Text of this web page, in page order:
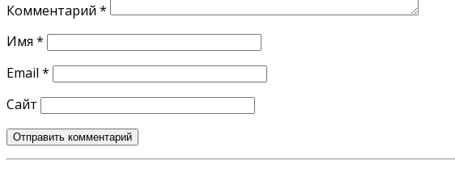
Комментарий *
Имя *
Email *
Сайт